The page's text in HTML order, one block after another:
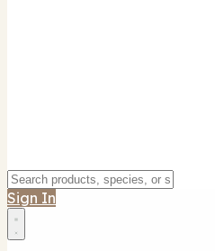
Sign In